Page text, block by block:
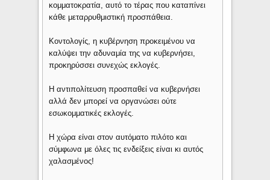
κομματοκρατία, αυτό το τέρας που καταπίνει
κάθε μεταρρυθμιστική προσπάθεια.
Κοντολογίς, η κυβέρνηση προκειμένου να
καλύψει την αδυναμία της να κυβερνήσει,
προκηρύσσει συνεχώς εκλογές.
Η αντιπολίτευση προσπαθεί να κυβερνήσει
αλλά δεν μπορεί να οργανώσει ούτε
εσωκομματικές εκλογές.
Η χώρα είναι στον αυτόματο πιλότο και
σύμφωνα με όλες τις ενδείξεις είναι κι αυτός
χαλασμένος!